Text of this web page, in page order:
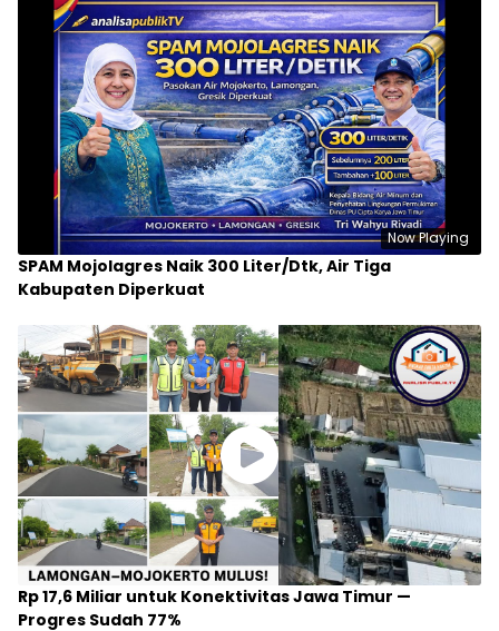
Now Playing
SPAM Mojolagres Naik 300 Liter/Dtk, Air Tiga
Kabupaten Diperkuat
Rp 17,6 Miliar untuk Konektivitas Jawa Timur —
Progres Sudah 77%